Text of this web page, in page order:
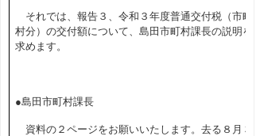
それでは、報告３、令和３年度普通交付税（市町
村分）の交付額について、島田市町村課長の説明を
求めます。
●島田市町村課長
資料の２ページをお願いいたします。去る８月３